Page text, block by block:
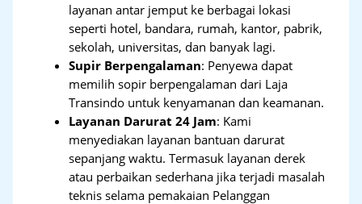
layanan antar jemput ke berbagai lokasi
seperti hotel, bandara, rumah, kantor, pabrik,
sekolah, universitas, dan banyak lagi.
Supir Berpengalaman: Penyewa dapat
memilih sopir berpengalaman dari Laja
Transindo untuk kenyamanan dan keamanan.
Layanan Darurat 24 Jam: Kami
menyediakan layanan bantuan darurat
sepanjang waktu. Termasuk layanan derek
atau perbaikan sederhana jika terjadi masalah
teknis selama pemakaian Pelanggan